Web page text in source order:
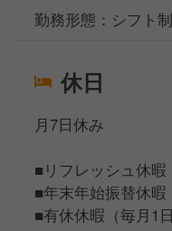
勤務形態：シフト制
休日
月7日休み
■リフレッシュ休
■年末年始振替休暇
■有休休暇（毎月1